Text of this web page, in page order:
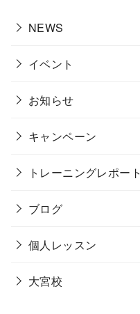
NEWS
イベント
お知らせ
キャンペーン
トレーニングレポート
ブログ
個人レッスン
大宮校